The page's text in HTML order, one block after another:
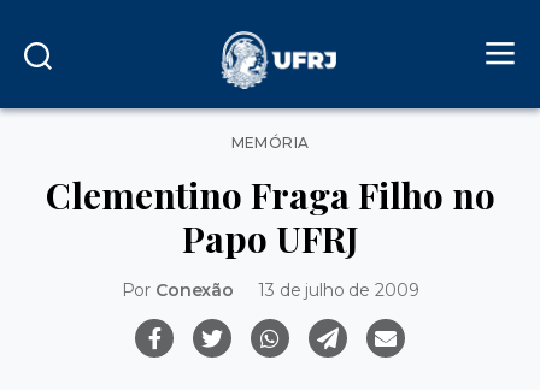
Categorias
MEMÓRIA
Clementino Fraga Filho no
Papo UFRJ
Por Conexão 13 de julho de 2009